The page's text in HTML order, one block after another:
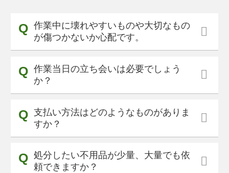
作業中に壊れやすいものや大切なもの
が傷つかないか心配です。
作業当日の立ち会いは必要でしょう
か？
支払い方法はどのようなものがありま
すか？
処分したい不用品が少量、大量でも依
頼できますか？